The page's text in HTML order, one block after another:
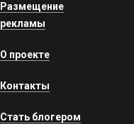
Размещение
рекламы
О проекте
Контакты
Стать блогером